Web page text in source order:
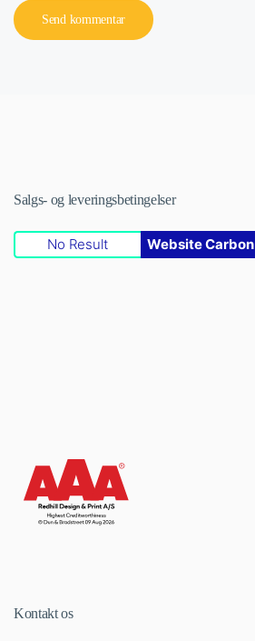
Send kommentar
Salgs- og leveringsbetingelser
No Result Website Carbon
Kontakt os